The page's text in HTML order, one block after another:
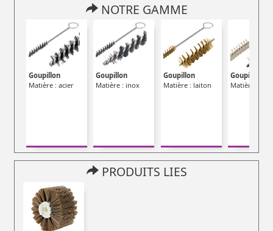
NOTRE GAMME
Goupillon
Matière : acier
Goupillon
Matière : inox
Goupillon
Matière : laiton
Goupillon
Matière :
PRODUITS LIES